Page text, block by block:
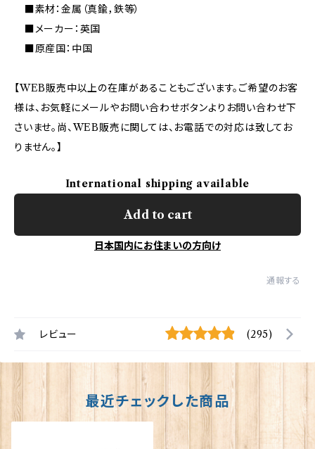
■素材：金属（真鍮，鉄等）
■メーカー：英国
■原産国：中国
【WEB販売中以上の在庫があることもございます。ご希望のお客
様は、お気軽にメールやお問い合わせボタンよりお問い合わせ下
さいませ。尚、WEB販売に関しては、お電話での対応は致してお
りません。】
International shipping available
Add to cart
日本国内にお住まいの方向け
通報する
レビュー (295)
最近チェックした商品